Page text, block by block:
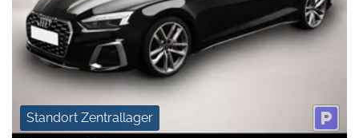
Standort Zentrallager